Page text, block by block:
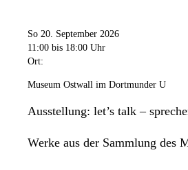
So 20. September 2026
11:00 bis 18:00 Uhr
Ort:
Museum Ostwall im Dortmunder U
Ausstellung: let’s talk –
Werke aus der Sammlung des